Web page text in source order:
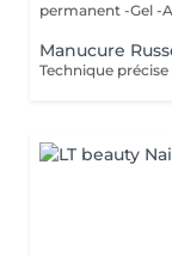
permanent -Gel -
Manucure